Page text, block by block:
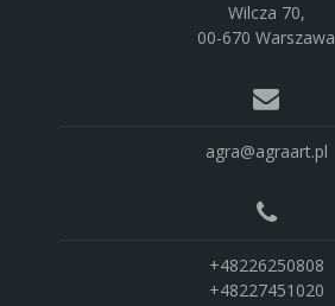
Wilcza 70,
00-670 Warszawa
agra@agraart.pl
+48226250808
+48227451020